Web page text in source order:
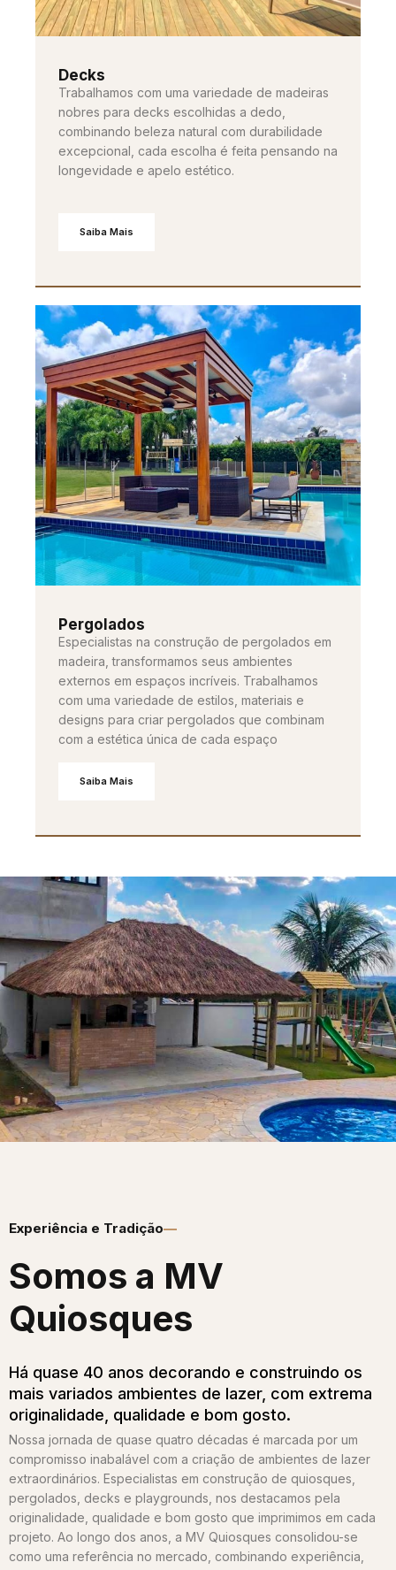
Decks
Trabalhamos com uma variedade de madeiras
nobres para decks escolhidas a dedo,
combinando beleza natural com durabilidade
excepcional, cada escolha é feita pensando na
longevidade e apelo estético.
Saiba Mais
Pergolados
Especialistas na construção de pergolados em
madeira, transformamos seus ambientes
externos em espaços incríveis. Trabalhamos
com uma variedade de estilos, materiais e
designs para criar pergolados que combinam
com a estética única de cada espaço
Saiba Mais
Experiência e Tradição
Somos a MV
Quiosques​
Há quase 40 anos decorando e construindo os
mais variados ambientes de lazer, com extrema
originalidade, qualidade e bom gosto.
Nossa jornada de quase quatro décadas é marcada por um
compromisso inabalável com a criação de ambientes de lazer
extraordinários. Especialistas em construção de quiosques,
pergolados, decks e playgrounds, nos destacamos pela
originalidade, qualidade e bom gosto que imprimimos em cada
projeto. Ao longo dos anos, a MV Quiosques consolidou-se
como uma referência no mercado, combinando experiência,